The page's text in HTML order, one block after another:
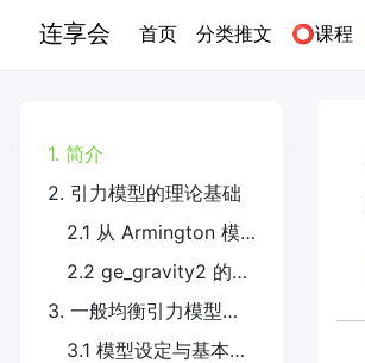
连享会 首页(current)
分类推文 ⭕课程
1. 简介
2. 引力模型的理论基础
2.1 从 Armington 模型到一般均衡
2.2 ge_gravity2 的创新之处
3. 一般均衡引力模型的数学推导
3.1 模型设定与基本假设